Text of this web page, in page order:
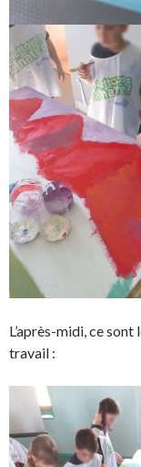
L’après-midi, ce
travail :